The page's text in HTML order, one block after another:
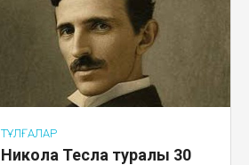
ТҰЛҒАЛАР
Никола Тесла туралы 30